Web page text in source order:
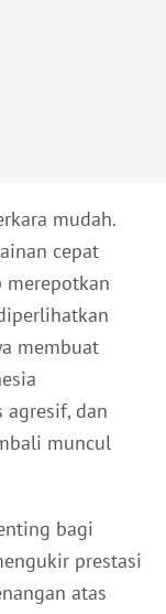
mudah.
cepat
merepotkan
membuat
agresif, dan
muncul
bagi
prestasi
atas